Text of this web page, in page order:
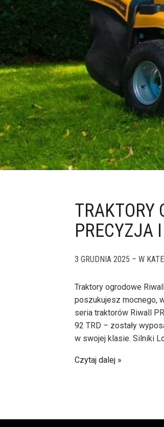
TRAKTORY
PRECYZJA
3 GRUDNIA 2025 – W
Traktory ogrodowe
poszukujesz mocnego,
seria traktorów Riwall
92 TRD – zostały
w swojej klasie. Silniki
Czytaj dalej